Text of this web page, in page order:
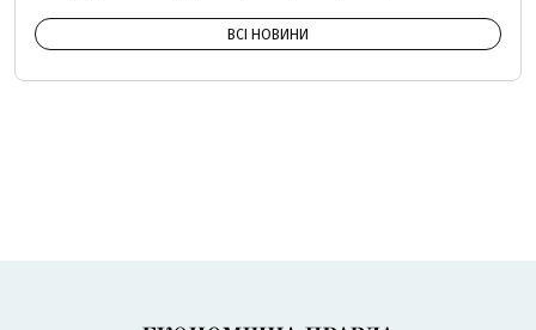
ВСІ НОВИНИ